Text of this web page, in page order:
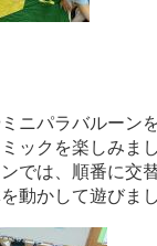
ニパラバルーン
ックを楽しみま
では、順番に交替
動かして遊びまし